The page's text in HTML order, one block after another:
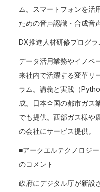
ム。スマートフォンを活
ための音声認識・合成音
DX推進人材研修プログラ
データ活用業務やイノベ
来社内で活躍する変革リ
ラム。講義と実践（
成。日本全国の都市ガス
でも提供。西部ガス様や
の会社にサービス提供。
■アークエルテクノロジ
のコメント
政府にデジタル庁が新設